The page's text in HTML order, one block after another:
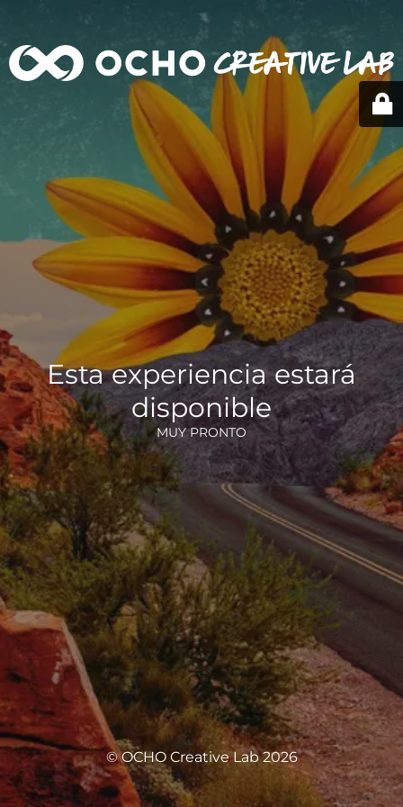
Esta experiencia estará
disponible
MUY PRONTO
© OCHO Creative Lab 2026